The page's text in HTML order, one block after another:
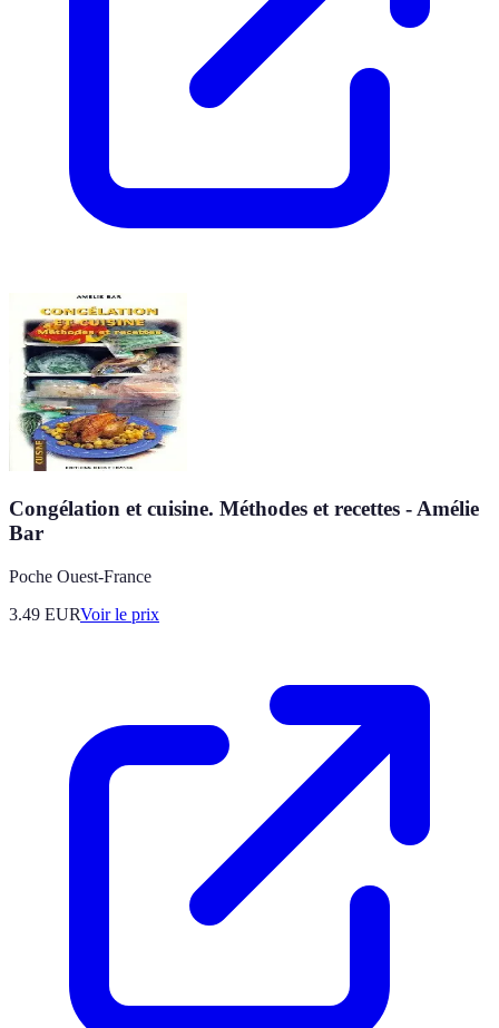
Congélation et cuisine. Méthodes et recettes - Amélie
Bar
Poche Ouest-France
3.49 EURVoir le prix